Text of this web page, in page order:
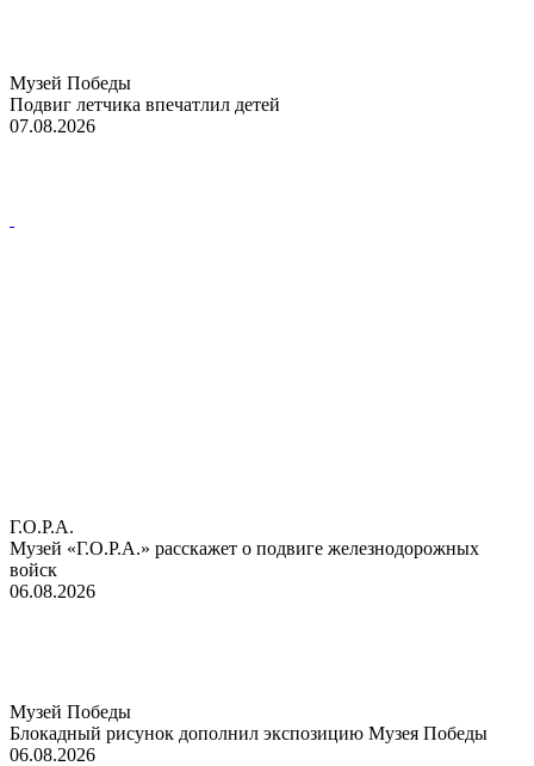
Музей Победы
Подвиг летчика впечатлил детей
07.08.2026
Г.О.Р.А.
Музей «Г.О.Р.А.» расскажет о подвиге железнодорожных
войск
06.08.2026
Музей Победы
Блокадный рисунок дополнил экспозицию Музея Победы
06.08.2026